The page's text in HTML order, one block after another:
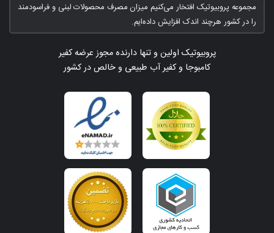
مجموعه پروبیوتیک افتخار می‌کنیم میزان مصرف محصولات لبنی و فراسودمند
را در کشور هرچند اندک افزایش داده‌ایم.
پروبیوتیک اولین و تنها دارنده مجوز عرضه کفیر
کامبوجا و کفیر آب طبیعی و خالص در کشور